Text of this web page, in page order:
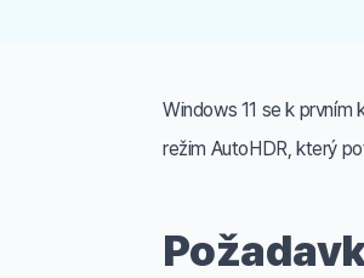
Windows 11 se k
režim AutoHDR, který